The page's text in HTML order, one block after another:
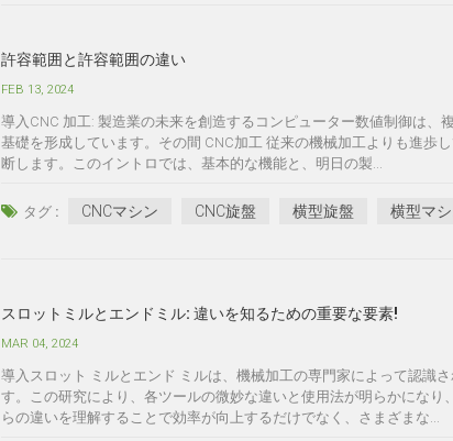
許容範囲と許容範囲の違い
FEB 13, 2024
導入CNC 加工: 製造業の未来を創造するコンピューター数値制御は
基礎を形成しています。その間 CNC加工 従来の機械加工よりも進歩
断します。このイントロでは、基本的な機能と、明日の製...
タグ : CNCマシン CNC旋盤 横型旋盤 横型マ
スロットミルとエンドミル: 違いを知るための重要な要素!
MAR 04, 2024
導入スロット ミルとエンド ミルは、機械加工の専門家によって認識
す。この研究により、各ツールの微妙な違いと使用法が明らかにな
らの違いを理解することで効率が向上するだけでなく、さまざまな...